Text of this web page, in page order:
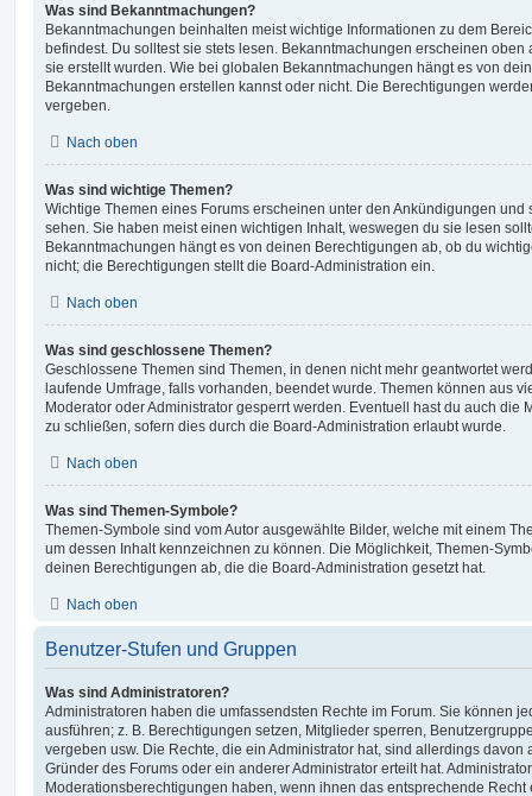
Was sind Bekanntmachungen?
Bekanntmachungen beinhalten meist wichtige Informationen zu dem
befindest. Du solltest sie stets lesen. Bekanntmachungen erscheinen oben
sie erstellt wurden. Wie bei globalen Bekanntmachungen hängt es von
Bekanntmachungen erstellen kannst oder nicht. Die Berechtigungen
vergeben.
Nach oben
Was sind wichtige Themen?
Wichtige Themen eines Forums erscheinen unter den Ankündigungen und
sehen. Sie haben meist einen wichtigen Inhalt, weswegen du sie lesen
Bekanntmachungen hängt es von deinen Berechtigungen ab, ob du
nicht; die Berechtigungen stellt die Board-Administration ein.
Nach oben
Was sind geschlossene Themen?
Geschlossene Themen sind Themen, in denen nicht mehr geantwortet
laufende Umfrage, falls vorhanden, beendet wurde. Themen können aus
Moderator oder Administrator gesperrt werden. Eventuell hast du auch die
zu schließen, sofern dies durch die Board-Administration erlaubt wurde.
Nach oben
Was sind Themen-Symbole?
Themen-Symbole sind vom Autor ausgewählte Bilder, welche mit einem
um dessen Inhalt kennzeichnen zu können. Die Möglichkeit, Themen-
deinen Berechtigungen ab, die die Board-Administration gesetzt hat.
Nach oben
Benutzer-Stufen und Gruppen
Was sind Administratoren?
Administratoren haben die umfassendsten Rechte im Forum. Sie können
ausführen; z. B. Berechtigungen setzen, Mitglieder sperren,
vergeben usw. Die Rechte, die ein Administrator hat, sind allerdings
Gründer des Forums oder ein anderer Administrator erteilt hat.
Moderationsberechtigungen haben, wenn ihnen das entsprechende Recht